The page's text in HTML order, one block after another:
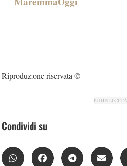
Riproduzione riservata ©
PUBBLICITÀ
Condividi su